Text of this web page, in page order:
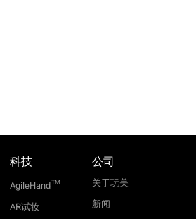
科技
AgileHandTM
AR试妆
公司
关于玩美
新闻